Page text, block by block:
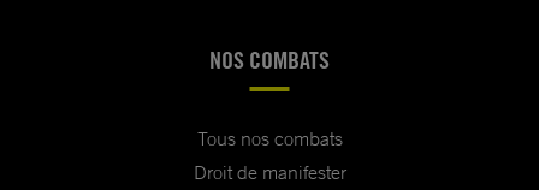
NOS COMBATS
Tous nos combats
Droit de manifester